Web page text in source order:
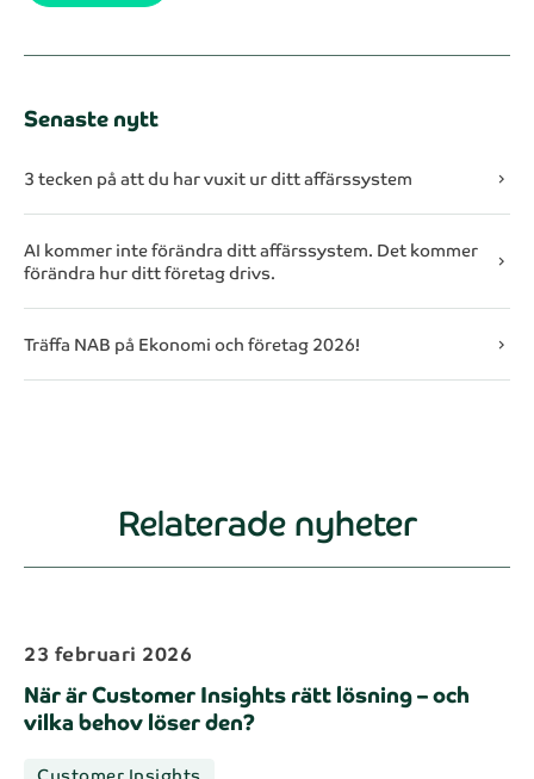
Senaste nytt
3 tecken på att du har vuxit ur ditt affärssystem chevron_right
AI kommer inte förändra ditt affärssystem. Det kommer
förändra hur ditt företag drivs. chevron_right
Träffa NAB på Ekonomi och företag 2026! chevron_right
Relaterade nyheter
23 februari 2026
När är Customer Insights rätt lösning – och
vilka behov löser den?